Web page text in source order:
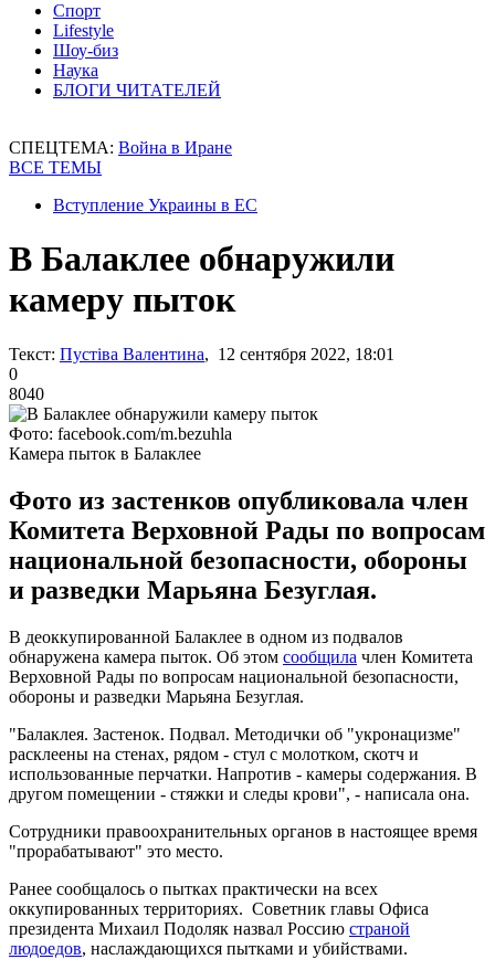
Спорт
Lifestyle
Шоу-биз
Наука
БЛОГИ ЧИТАТЕЛЕЙ
СПЕЦТЕМА: Война в Иране
ВСЕ ТЕМЫ
Вступление Украины в ЕС
В Балаклее обнаружили
камеру пыток
Текст: Пустіва Валентина, 12 сентября 2022, 18:01
0
8040
Фото: facebook.com/m.bezuhla
Камера пыток в Балаклее
Фото из застенков опубликовала член
Комитета Верховной Рады по вопросам
национальной безопасности, обороны
и разведки Марьяна Безуглая.
В деоккупированной Балаклее в одном из подвалов
обнаружена камера пыток. Об этом сообщила член Комитета
Верховной Рады по вопросам национальной безопасности,
обороны и разведки Марьяна Безуглая.
"Балаклея. Застенок. Подвал. Методички об "укронацизме"
расклеены на стенах, рядом - стул с молотком, скотч и
использованные перчатки. Напротив - камеры содержания. В
другом помещении - стяжки и следы крови", - написала она.
Сотрудники правоохранительных органов в настоящее время
"прорабатывают" это место.
Ранее сообщалось о пытках практически на всех
оккупированных территориях. Советник главы Офиса
президента Михаил Подоляк назвал Россию страной
людоедов, наслаждающихся пытками и убийствами.